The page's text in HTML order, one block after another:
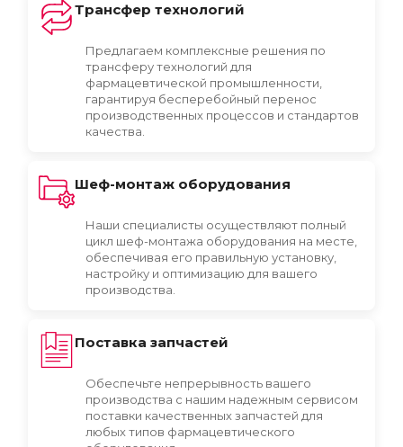
Трансфер технологий
Предлагаем комплексные решения по
трансферу технологий для
фармацевтической промышленности,
гарантируя бесперебойный перенос
производственных процессов и стандартов
качества.
Шеф-монтаж оборудования
Наши специалисты осуществляют полный
цикл шеф-монтажа оборудования на месте,
обеспечивая его правильную установку,
настройку и оптимизацию для вашего
производства.
Поставка запчастей
Обеспечьте непрерывность вашего
производства с нашим надежным сервисом
поставки качественных запчастей для
любых типов фармацевтического